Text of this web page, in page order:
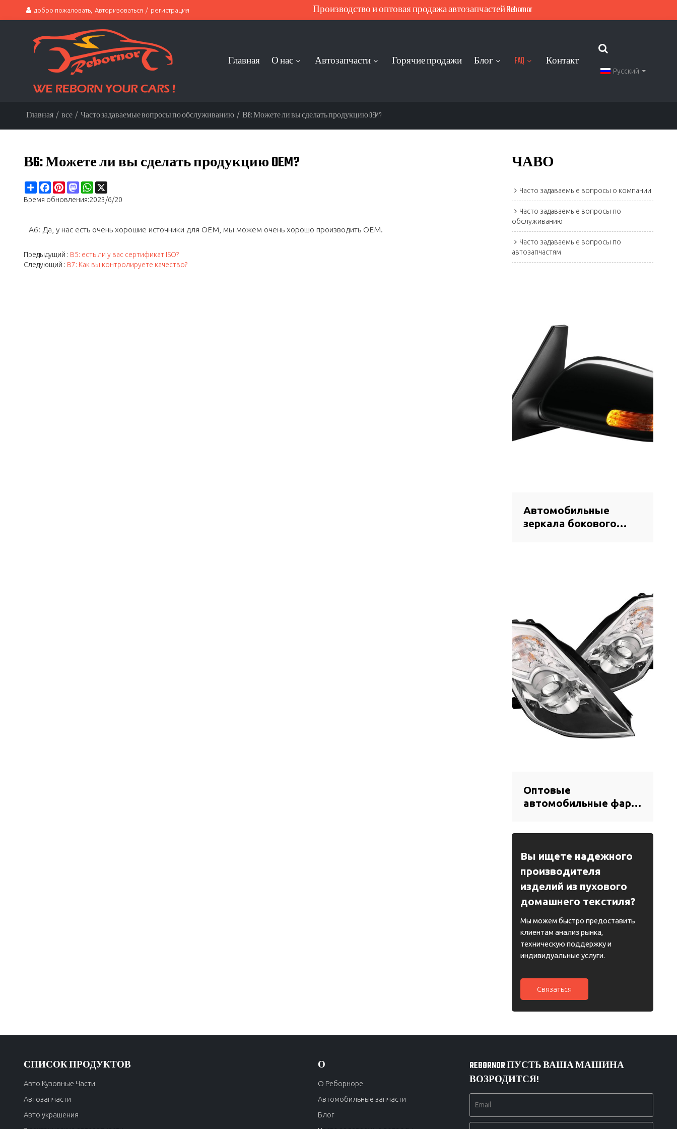
добро пожаловать, Авторизоваться / регистрация Производство и оптовая продажа автозапчастей Rebornor
Главная О нас Автозапчасти Горячие продажи Блог FAQ Контакт
Русский
Главная / все / Часто задаваемые вопросы по обслуживанию / В6: Можете ли вы сделать продукцию OEM?
В6: Можете ли вы сделать продукцию OEM?
Share FacebookPinterestMastodonWhatsApp
Время обновления:2023/6/20
A6: Да, у нас есть очень хорошие источники для OEM, мы можем очень хорошо производить OEM.
Предыдущий
В5: есть ли у вас сертификат ISO?
Следующий
В7: Как вы контролируете качество?
ЧАВО
Часто задаваемые вопросы о компании
Часто задаваемые вопросы по
обслуживанию
Часто задаваемые вопросы по
автозапчастям
Автомобильные
зеркала бокового
ультрафиолетовому
излучению |
Автозапчасти для
Bestune
Оптовые
автомобильные фары
низкое
энергопотребление,
длительный срок
службы |
Автозапчасти для
Bestune
Вы ищете надежного
производителя
изделий из пухового
домашнего текстиля?
Мы можем быстро предоставить
клиентам анализ рынка,
техническую поддержку и
индивидуальные услуги.
Связаться
СПИСОК ПРОДУКТОВ
Авто Кузовные Части
Автозапчасти
Авто украшения
О
О Реборноре
Автомобильные запчасти
Блог
REBORNOR ПУСТЬ ВАША МАШИНА
ВОЗРОДИТСЯ!